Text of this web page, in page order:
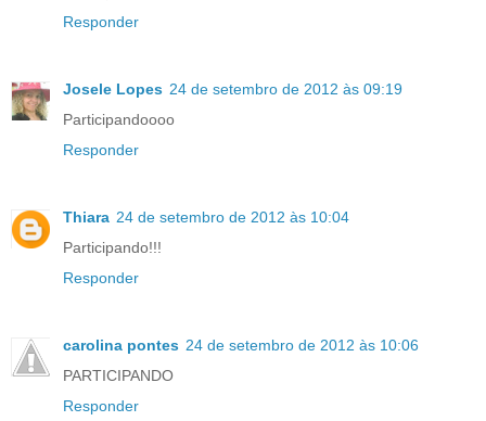
Responder
Josele Lopes 24 de setembro de 2012 às 09:19
Participandoooo
Responder
Thiara 24 de setembro de 2012 às 10:04
Participando!!!
Responder
carolina pontes 24 de setembro de 2012 às 10:06
PARTICIPANDO
Responder